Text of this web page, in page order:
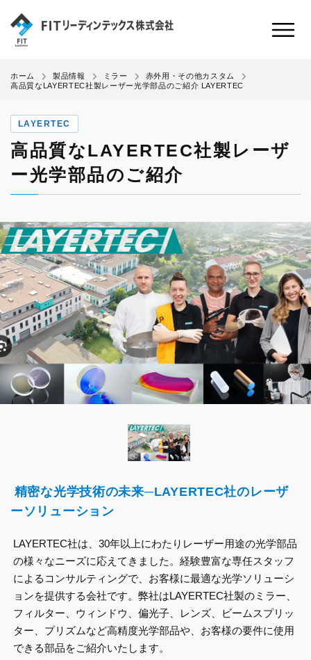
ホーム 製品情報 ミラー
赤外用・その他カスタム
高品質なLAYERTEC社製レーザー光学部品のご紹介 LAYERTEC
LAYERTEC
高品質なLAYERTEC社製レーザ
ー光学部品のご紹介
精密な光学技術の未来─LAYERTEC社のレーザ
ーソリューション
LAYERTEC社は、30年以上にわたりレーザー用途の光学部品
の様々なニーズに応えてきました。経験豊富な専任スタッフ
によるコンサルティングで、お客様に最適な光学ソリューシ
ョンを提供する会社です。弊社はLAYERTEC社製のミラー、
フィルター、ウィンドウ、偏光子、レンズ、ビームスプリッ
ター、プリズムなど高精度光学部品や、お客様の要件に使用
できる部品をご紹介いたします。